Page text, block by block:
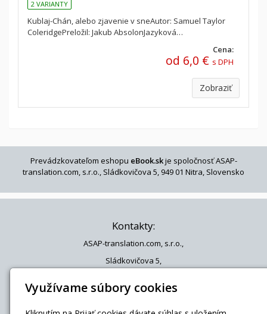
2 VARIANTY
Kublaj-Chán, alebo zjavenie v sneAutor: Samuel Taylor
ColeridgePreložil: Jakub AbsolonJazyková…
Cena:
od 6,0 € s DPH
Zobraziť
Prevádzkovateľom eshopu eBook.skje spoločnosť ASAP-
translation.com, s.r.o., Sládkovičova 5, 949 01 Nitra, Slovensko
Kontakty:
ASAP-translation.com, s.r.o.,
Sládkovičova 5,
Hotline 24/7: +421 908 790 586
Využívame súbory cookies